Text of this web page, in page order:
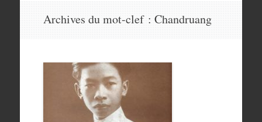
Archives du mot-clef : Chandruang